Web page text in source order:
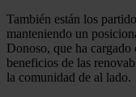
También están los
manteniendo un
Donoso, que ha
beneficios de las
la comunidad de al lado.